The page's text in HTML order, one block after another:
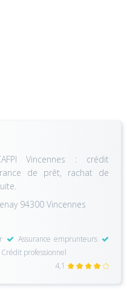
Vincennes : crédit
de prêt, rachat de
94300 Vincennes
Assurance emprunteurs
Crédit professionnel
4,1